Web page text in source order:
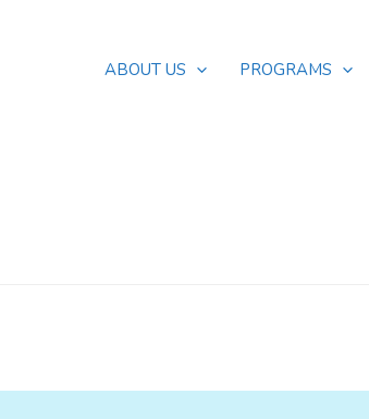
ABOUT US PROGRAMS